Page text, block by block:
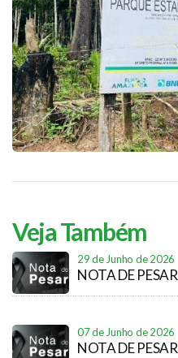
Veja Também
29 de Junho de 2026
NOTA DE PESAR
07 de Junho de 2026
NOTA DE PESAR